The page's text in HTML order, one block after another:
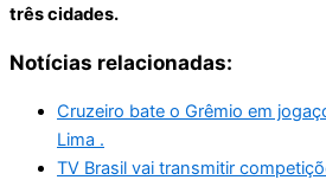
três cidades.
Notícias relacionadas:
Cruzeiro bate o Grêmio em
Lima .
TV Brasil vai transmitir